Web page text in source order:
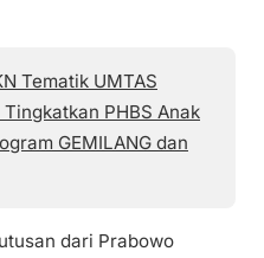
Tematik UMTAS
PHBS Anak
GEMILANG dan
dari Prabowo